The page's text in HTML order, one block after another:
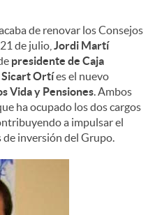
de renovar los Consejos
de julio, Jordi Martí
presidente de Caja
Ortíes el nuevo
Vida y Pensiones. Ambos
ha ocupado los dos cargos
a impulsar el
inversión del Grupo.